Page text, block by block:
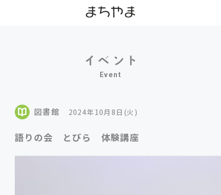
Event
図書館 2024年10月8日(火)
語りの会 とびら 体験講座